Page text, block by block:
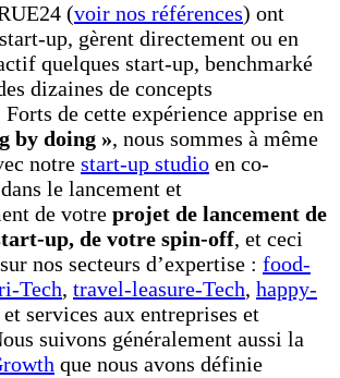
(voir nos références) ont
up, gèrent directement ou en
quelques start-up, benchmarké
dizaines de concepts
de cette expérience apprise en
by doing », nous sommes à même
notre start-up studio en co-
le lancement et
de votre projet de lancement de
up, de votre spin-off, et ceci
nos secteurs d’expertise : food-
Tech, travel-leasure-Tech, happy-
services aux entreprises et
suivons généralement aussi la
que nous avons définie